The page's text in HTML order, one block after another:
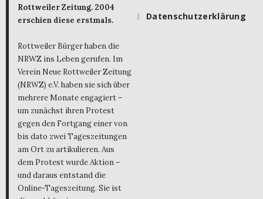
Rottweiler Zeitung. 2004
erschien diese erstmals.
Rottweiler Bürger haben die
NRWZ ins Leben gerufen. Im
Verein Neue Rottweiler Zeitung
(NRWZ) e.V. haben sie sich über
mehrere Monate engagiert –
um zunächst ihren Protest
gegen den Fortgang einer von
bis dato zwei Tageszeitungen
am Ort zu artikulieren. Aus
dem Protest wurde Aktion –
und daraus entstand die
Online-Tageszeitung. Sie ist
Datenschutzerklärung